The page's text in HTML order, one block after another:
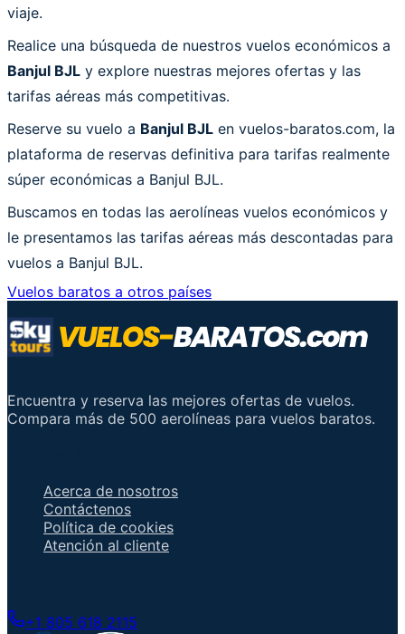
viaje.
Realice una búsqueda de nuestros vuelos económicos a
Banjul BJL y explore nuestras mejores ofertas y las
tarifas aéreas más competitivas.
Reserve su vuelo a Banjul BJL en vuelos-baratos.com, la
plataforma de reservas definitiva para tarifas realmente
súper económicas a Banjul BJL.
Buscamos en todas las aerolíneas vuelos económicos y
le presentamos las tarifas aéreas más descontadas para
vuelos a Banjul BJL.
Vuelos baratos a otros países
Encuentra y reserva las mejores ofertas de vuelos.
Compara más de 500 aerolíneas para vuelos baratos.
Acerca de nosotros
Contáctenos
Política de cookies
Atención al cliente
+1 805 618 2115